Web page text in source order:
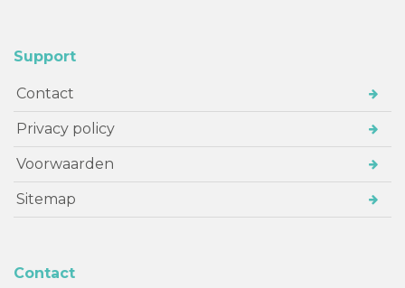
Support
Contact
Privacy policy
Voorwaarden
Sitemap
Contact